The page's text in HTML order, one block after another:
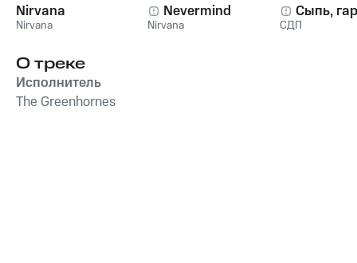
Nirvana
Nirvana
Nevermind
Nirvana
Сыпь,
СДП
О треке
Исполнитель
The Greenhornes